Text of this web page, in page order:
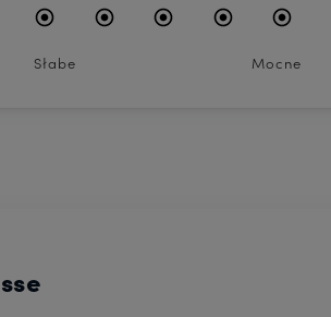
Słabe Mocne